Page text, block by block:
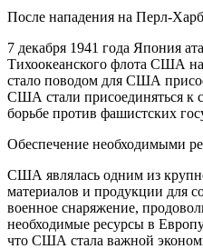
После нападения на Перл-
7 декабря 1941 года Япония
Тихоокеанского флота США
стало поводом для США
США стали присоединяться к
борьбе против фашистских
Обеспечение необходимыми
США являлась одним из
материалов и продукции для
военное снаряжение,
необходимые ресурсы в
что США стала важной